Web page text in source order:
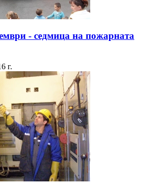
- седмица на пожарната
г.